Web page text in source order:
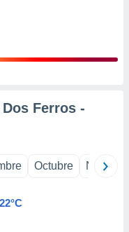
Ferros -
Octubre
22°C